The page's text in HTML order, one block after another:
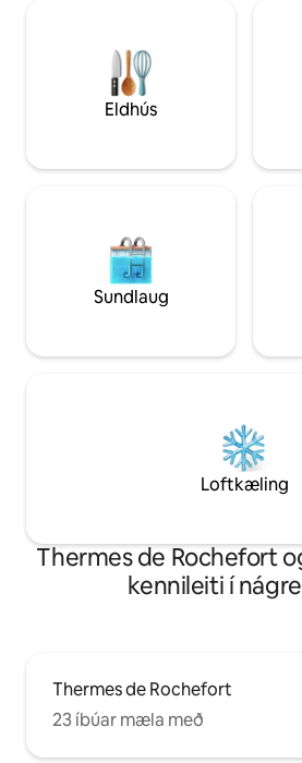
þvottavél, stórt ísskápur/frystir.
Eldhús
Sundlaug
Loftkæling
Thermes de Rochefort
kennileiti í
Thermes de Rochefort
23 íbúar mæla með